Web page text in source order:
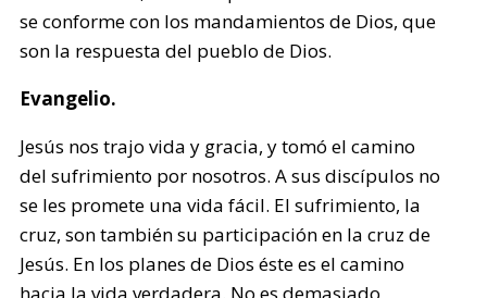
se conforme con los mandamientos de Dios, que
son la respuesta del pueblo de Dios.
Evangelio.
Jesús nos trajo vida y gracia, y tomó el camino
del sufrimiento por nosotros. A sus discípulos no
se les promete una vida fácil. El sufrimiento, la
cruz, son también su participación en la cruz de
Jesús. En los planes de Dios éste es el camino